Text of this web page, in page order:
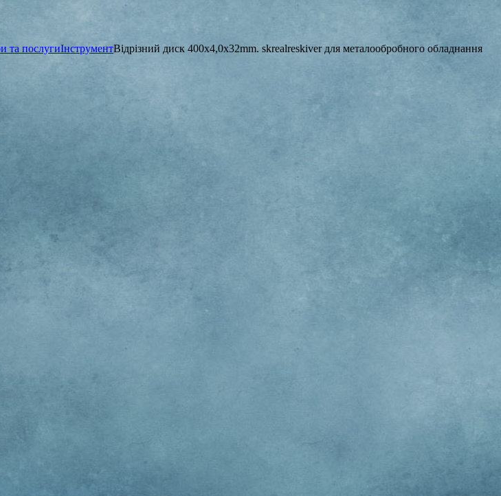
та послугиІнструментВідрізний диск 400x4,0x32mm. skrealreskiver для металообробного обладнання